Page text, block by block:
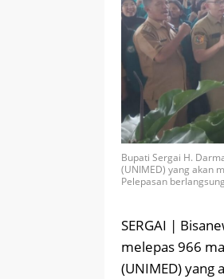
Bupati Sergai H.
(UNIMED) yang akan
Pelepasan
SERGAI |
melepas 966
(UNIMED) yang